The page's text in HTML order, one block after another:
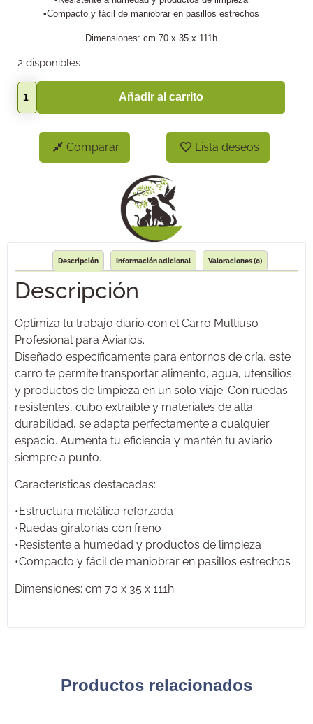
•Compacto y fácil de maniobrar en pasillos estrechos
Dimensiones: cm 70 x 35 x 111h
2 disponibles
Añadir al carrito
Comparar Lista deseos
Descripción Información adicional Valoraciones (0)
Descripción
Optimiza tu trabajo diario con el Carro Multiuso
Profesional para Aviarios.
Diseñado específicamente para entornos de cría, este
carro te permite transportar alimento, agua, utensilios
y productos de limpieza en un solo viaje. Con ruedas
resistentes, cubo extraíble y materiales de alta
durabilidad, se adapta perfectamente a cualquier
espacio. Aumenta tu eficiencia y mantén tu aviario
siempre a punto.
Características destacadas:
•Estructura metálica reforzada
•Ruedas giratorias con freno
•Resistente a humedad y productos de limpieza
•Compacto y fácil de maniobrar en pasillos estrechos
Dimensiones: cm 70 x 35 x 111h
Productos relacionados